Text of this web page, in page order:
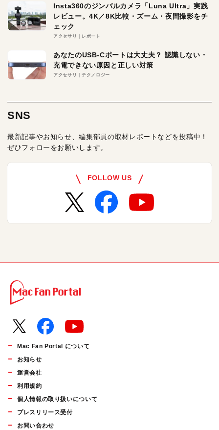
Insta360のジンバルカメラ「Luna Ultra」実践
レビュー。4K／8K比較・ズーム・夜間撮影をチ
ェック
アクセサリ レポート
あなたのUSB-Cポートは大丈夫？ 認識しない・
充電できない原因と正しい対策
アクセサリ テクノロジー
SNS
最新記事やお知らせ、編集部員の取材レポートなどを投稿中！
ぜひフォローをお願いします。
FOLLOW US
Mac Fan Portal について
お知らせ
運営会社
利用規約
個人情報の取り扱いについて
プレスリリース受付
お問い合わせ